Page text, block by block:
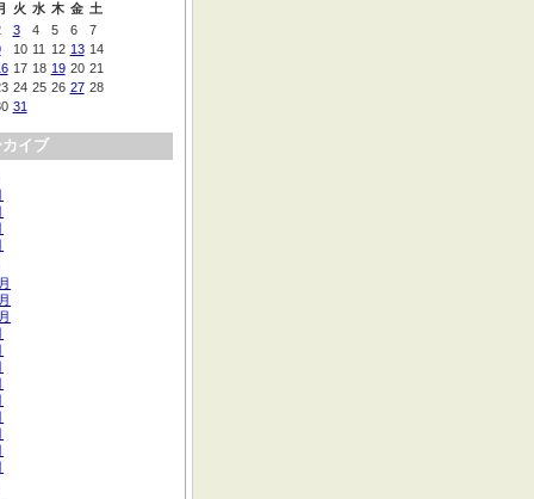
火 水 木 金 土
3 4 5 6
7
10 11 12 13 14
17 18 19 20 21
24 25 26 27 28
31
イブ